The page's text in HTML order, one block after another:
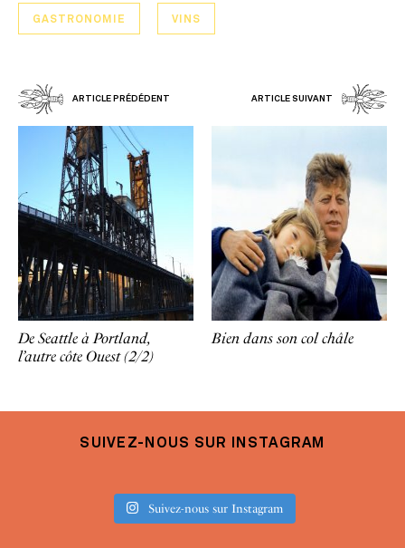
GASTRONOMIE VINS
ARTICLE PRÉDÉDENT ARTICLE SUIVANT
De Seattle à Portland,
l’autre côte Ouest (2/2)
Bien dans son col châle
SUIVEZ-NOUS SUR INSTAGRAM
Suivez-nous sur Instagram